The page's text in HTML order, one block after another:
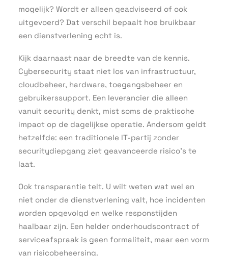
mogelijk? Wordt er alleen geadviseerd of ook
uitgevoerd? Dat verschil bepaalt hoe bruikbaar
een dienstverlening echt is.
Kijk daarnaast naar de breedte van de kennis.
Cybersecurity staat niet los van infrastructuur,
cloudbeheer, hardware, toegangsbeheer en
gebruikerssupport. Een leverancier die alleen
vanuit security denkt, mist soms de praktische
impact op de dagelijkse operatie. Andersom geldt
hetzelfde: een traditionele IT-partij zonder
securitydiepgang ziet geavanceerde risico’s te
laat.
Ook transparantie telt. U wilt weten wat wel en
niet onder de dienstverlening valt, hoe incidenten
worden opgevolgd en welke responstijden
haalbaar zijn. Een helder onderhoudscontract of
serviceafspraak is geen formaliteit, maar een vorm
van risicobeheersing.